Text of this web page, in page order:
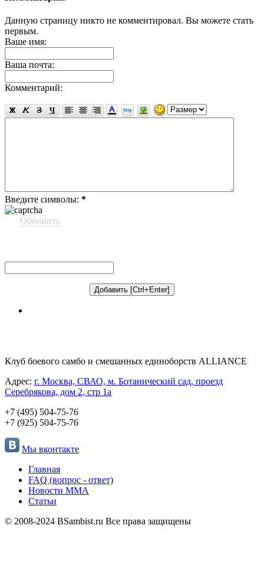
Данную страницу никто не комментировал. Вы можете стать
первым.
Ваше имя:
Ваша почта:
Комментарий:
Введите символы: *
Обновить
Клуб боевого самбо и смешанных единоборств ALLIANCE
Адрес: г. Москва, СВАО, м. Ботанический сад, проезд
Серебрякова, дом 2, стр 1а
+7 (495) 504-75-76
+7 (925) 504-75-76
Мы вконтакте
Главная
FAQ (вопрос - ответ)
Новости ММА
Статьи
© 2008-2024 BSambist.ru Все права защищены